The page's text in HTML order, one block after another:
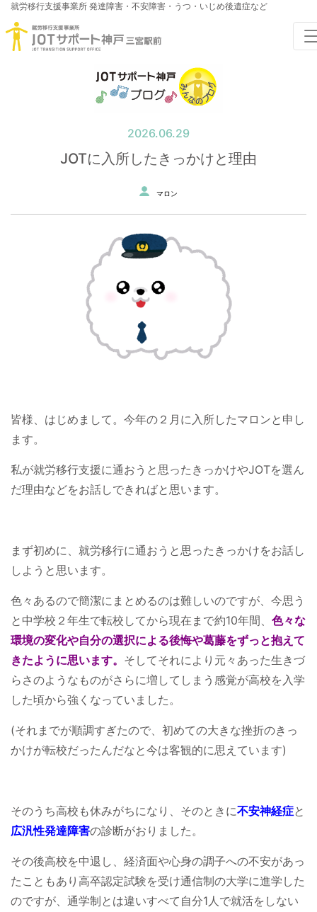
就労移行支援事業所 発達障害・不安障害・うつ・いじめ後遺症など
2026.06.29
JOTに入所したきっかけと理由
マロン
皆様、はじめまして。今年の２月に入所したマロンと申し
ます。
私が就労移行支援に通おうと思ったきっかけやJOTを選ん
だ理由などをお話しできればと思います。
まず初めに、就労移行に通おうと思ったきっかけをお話し
しようと思います。
色々あるので簡潔にまとめるのは難しいのですが、今思う
と中学校２年生で転校してから現在まで約10年間、 色々な
環境の変化や自分の選択による後悔や葛藤をずっと抱えて
きたように思います。 そしてそれにより元々あった生きづ
らさのようなものがさらに増してしまう感覚が高校を入学
した頃から強くなっていました。
(それまでが順調すぎたので、初めての大きな挫折のきっ
かけが転校だったんだなと今は客観的に思えています)
そのうち高校も休みがちになり、そのときに不安神経症と
広汎性発達障害の診断がおりました。
その後高校を中退し、経済面や心身の調子への不安があっ
たこともあり高卒認定試験を受け通信制の大学に進学した
のですが、通学制とは違いすべて自分1人で就活をしない